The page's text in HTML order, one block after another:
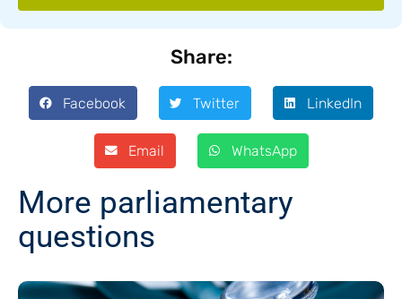
Share:
Facebook Twitter LinkedIn
Email WhatsApp
More parliamentary
questions